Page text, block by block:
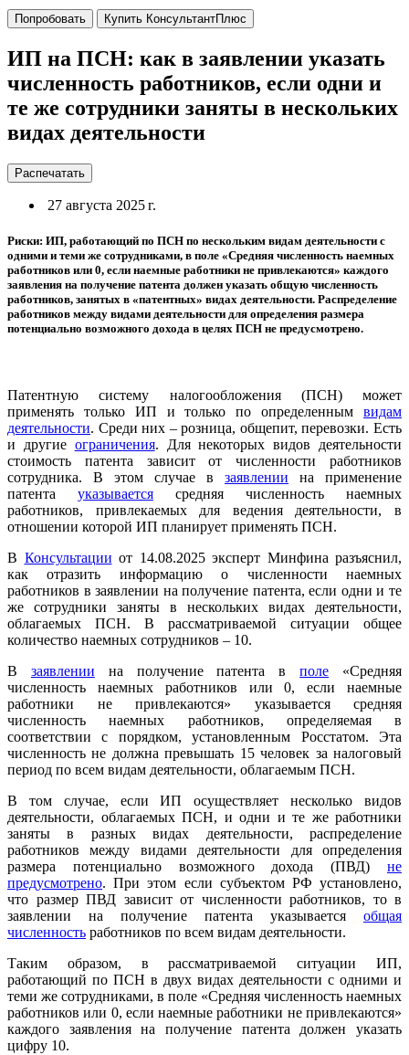
Попробовать Купить КонсультантПлюс
ИП на ПСН: как в заявлении указать
численность работников, если одни и
те же сотрудники заняты в нескольких
видах деятельности
Распечатать
27 августа 2025 г.
Риски: ИП, работающий по ПСН по нескольким видам деятельности с
одними и теми же сотрудниками, в поле «Средняя численность наемных
работников или 0, если наемные работники не привлекаются» каждого
заявления на получение патента должен указать общую численность
работников, занятых в «патентных» видах деятельности. Распределение
работников между видами деятельности для определения размера
потенциально возможного дохода в целях ПСН не предусмотрено.
Патентную систему налогообложения (ПСН) может
применять только ИП и только по определенным видам
деятельности. Среди них – розница, общепит, перевозки. Есть
и другие ограничения. Для некоторых видов деятельности
стоимость патента зависит от численности работников
сотрудника. В этом случае в заявлении на применение
патента указывается средняя численность наемных
работников, привлекаемых для ведения деятельности, в
отношении которой ИП планирует применять ПСН.
В Консультации от 14.08.2025 эксперт Минфина разъяснил,
как отразить информацию о численности наемных
работников в заявлении на получение патента, если одни и те
же сотрудники заняты в нескольких видах деятельности,
облагаемых ПСН. В рассматриваемой ситуации общее
количество наемных сотрудников – 10.
В заявлении на получение патента вполе «Средняя
численность наемных работников или 0, если наемные
работники не привлекаются» указывается средняя
численность наемных работников, определяемая в
соответствии с порядком, установленным Росстатом. Эта
численность не должна превышать 15 человек за налоговый
период по всем видам деятельности, облагаемым ПСН.
В том случае, если ИП осуществляет несколько видов
деятельности, облагаемых ПСН, и одни и те же работники
заняты в разных видах деятельности, распределение
работников между видами деятельности для определения
размера потенциально возможного дохода (ПВД) не
предусмотрено. При этом если субъектом РФ установлено,
что размер ПВД зависит от численности работников, то в
заявлении на получение патента указывается общая
численность работников по всем видам деятельности.
Таким образом, в рассматриваемой ситуации ИП,
работающий по ПСН в двух видах деятельности с одними и
теми же сотрудниками, в поле «Средняя численность наемных
работников или 0, если наемные работники не привлекаются»
каждого заявления на получение патента должен указать
цифру 10.